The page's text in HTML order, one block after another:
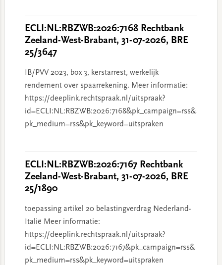
ECLI:NL:RBZWB:2026:7168 Rechtbank
Zeeland-West-Brabant, 31-07-2026, BRE
25/3647
IB/PVV 2023, box 3, kerstarrest, werkelijk
rendement over spaarrekening. Meer informatie:
https://deeplink.rechtspraak.nl/uitspraak?
id=ECLI:NL:RBZWB:2026:7168&pk_campaign=rss&
pk_medium=rss&pk_keyword=uitspraken
ECLI:NL:RBZWB:2026:7167 Rechtbank
Zeeland-West-Brabant, 31-07-2026, BRE
25/1890
toepassing artikel 20 belastingverdrag Nederland-
Italië Meer informatie:
https://deeplink.rechtspraak.nl/uitspraak?
id=ECLI:NL:RBZWB:2026:7167&pk_campaign=rss&
pk_medium=rss&pk_keyword=uitspraken